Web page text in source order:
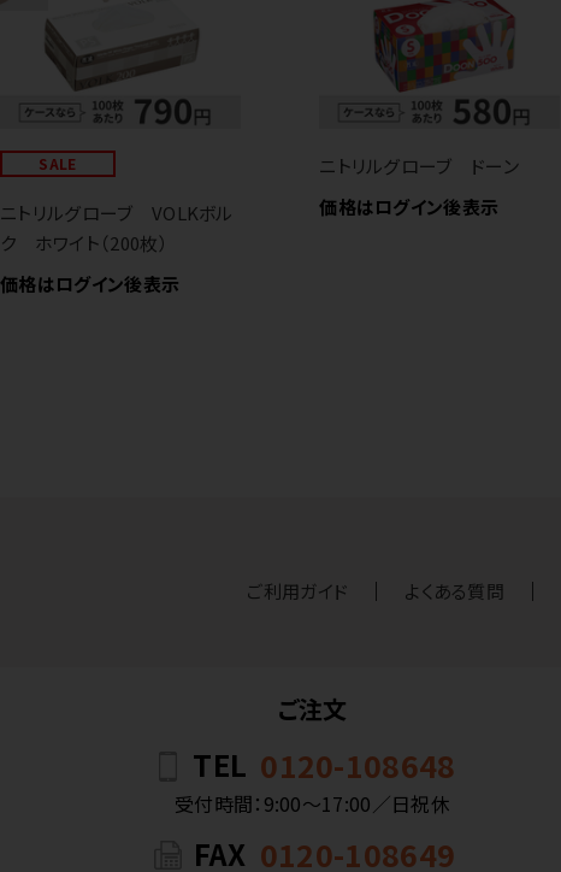
SALE
ニトリルグローブ VOLKボル
ク ホワイト（200枚）
価格はログイン後表示
ニトリルグローブ ドーン
価格はログイン後表示
ご利用ガイド よくある質問
ご注文
TEL 0120-108648
受付時間：9:00〜17:00／日祝休
FAX 0120-108649